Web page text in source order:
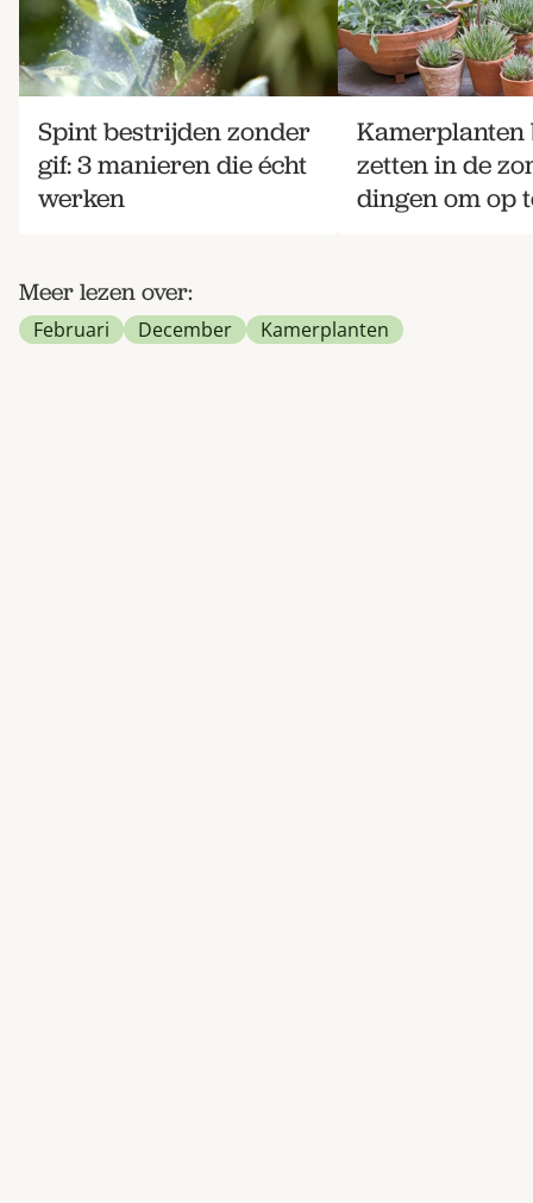
Spint bestrijden zonder
gif: 3 manieren die écht
werken
Kamerplanten
zetten in de
dingen om op
Meer lezen over:
Februari December Kamerplanten